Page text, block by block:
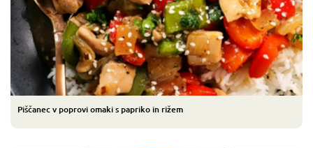
Piščanec v poprovi omaki s papriko in rižem